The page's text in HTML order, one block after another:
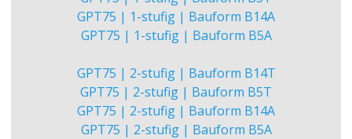
GPT75 | 1-stufig | Bauform B14A
GPT75 | 1-stufig | Bauform B5A
GPT75 | 2-stufig | Bauform B14T
GPT75 | 2-stufig | Bauform B5T
GPT75 | 2-stufig | Bauform B14A
GPT75 | 2-stufig | Bauform B5A